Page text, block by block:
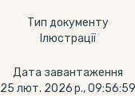
Тип документу
Ілюстрації
Дата завантаження
25 лют. 2026 р., 09:56:59